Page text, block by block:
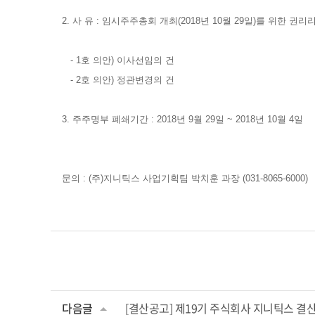
2. 사 유 : 임시주주총회 개최(2018년 10월 29일)를 위한 권리
- 1호 의안) 이사선임의 건
- 2호 의안) 정관변경의 건
3. 주주명부 폐쇄기간 : 2018년 9월 29일 ~ 2018년 10월 4일
문의 : (주)지니틱스 사업기획팀 박치훈 과장 (031-8065-6000)
다음글 [결산공고] 제19기 주식회사 지니틱스 결